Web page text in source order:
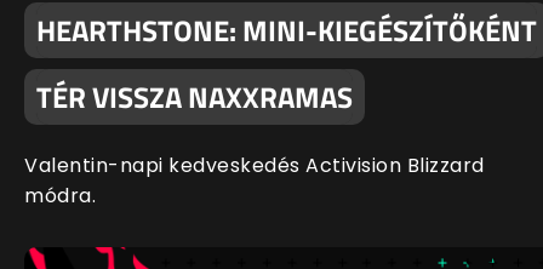
HEARTHSTONE: MINI-KIEGÉSZÍTŐKÉNT
TÉR VISSZA NAXXRAMAS
Valentin-napi kedveskedés Activision Blizzard
módra.